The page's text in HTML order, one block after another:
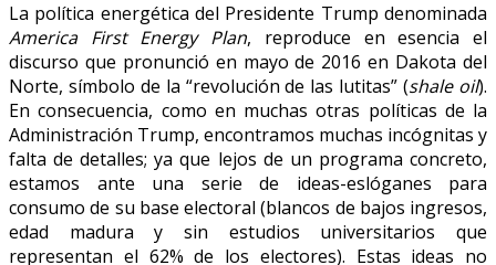
La política energética del Presidente Trump denominada
America First Energy Plan, reproduce en esencia el
discurso que pronunció en mayo de 2016 en Dakota del
Norte, símbolo de la “revolución de las lutitas” (shale oil).
En consecuencia, como en muchas otras políticas de la
Administración Trump, encontramos muchas incógnitas y
falta de detalles; ya que lejos de un programa concreto,
estamos ante una serie de ideas-eslóganes para
consumo de su base electoral (blancos de bajos ingresos,
edad madura y sin estudios universitarios que
representan el 62% de los electores). Estas ideas no